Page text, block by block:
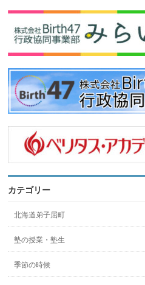
カテゴリー
北海道弟子屈町
塾の授業・塾生
季節の時候